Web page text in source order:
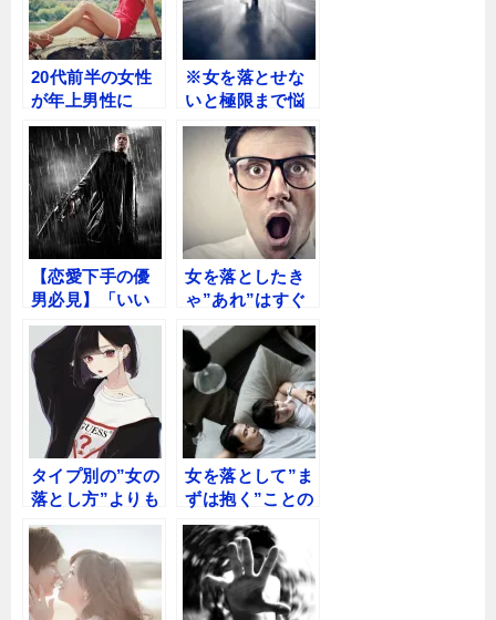
戦略』
20代前半の女性
が年上男性に
「依存」する心
理。禁断の2つの
アプローチ
※女を落とせな
いと極限まで悩
んでいる方以外
は読まないでく
ださい
【恋愛下手の優
男必見】「いい
人」で終わる優
男は卒業！禁断
の心理トリガー
公開をプロが解
説
女を落としたき
ゃ”あれ”はすぐ
辞めろ！恋愛初
心者おかしがち
なミスとは
タイプ別の”女の
落とし方”よりも
超重要なのは○○
である
女を落として”ま
ずは抱く”ことの
意味